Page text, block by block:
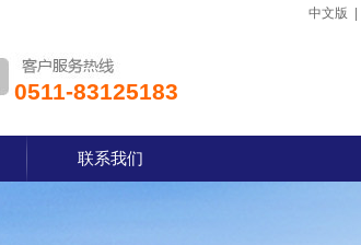
中文版
0511-83125183
联系我们